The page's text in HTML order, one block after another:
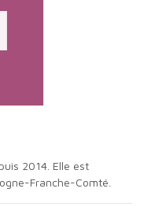
Franche-Comté.